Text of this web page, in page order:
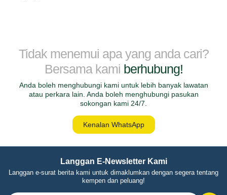
Tidak menemui apa yang anda cari?
Bersama kami berhubung!
Anda boleh menghubungi kami untuk lebih banyak lawatan
atau perkara lain. Anda boleh menghubungi pasukan
sokongan kami 24/7.
Kenalan WhatsApp
Langgan E-Newsletter Kami
Langgan e-surat berita kami untuk dimaklumkan dengan segera tentang
kempen dan peluang!